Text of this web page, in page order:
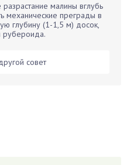
малины вглубь
механические преграды в
глубину (1-1,5 м) досок,
рубероида.
совет